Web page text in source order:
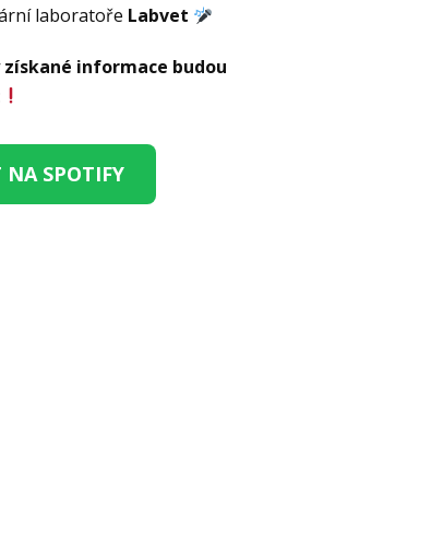
laboratoře Labvet
získané informace budou
NA SPOTIFY